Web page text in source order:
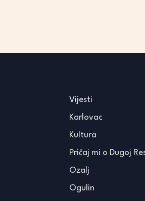
Vijesti
Karlovac
Kultura
Pričaj mi o Dugoj
Ozalj
Ogulin